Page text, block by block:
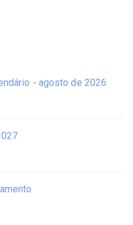
- agosto de 2026